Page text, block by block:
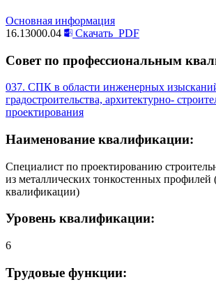
Основная информация
16.13000.04
Скачать PDF
Совет по профессиональным
037. СПК в области инженерных
градостроительства, архитектурно-
проектирования
Наименование квалификации:
Специалист по проектированию
из металлических тонкостенных профилей
квалификации)
Уровень квалификации:
6
Трудовые функции: